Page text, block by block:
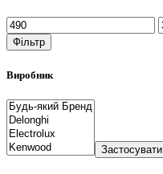
Фільтр
Виробник
Застосувати